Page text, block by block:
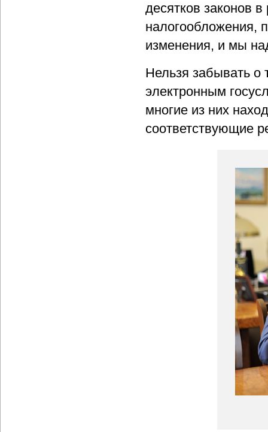
десятков законов
налогообложения,
изменения, и мы
Нельзя забывать о
электронным
многие из них
соответствующие